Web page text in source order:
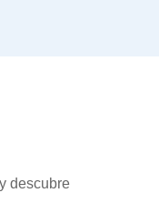
descubre